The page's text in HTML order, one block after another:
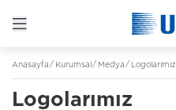
Anasayfa Kurumsal Medya Logolarımız
Logolarımız